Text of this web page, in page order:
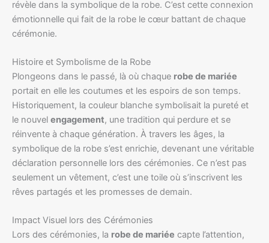
révèle dans la symbolique de la robe. C’est cette connexion
émotionnelle qui fait de la robe le cœur battant de chaque
cérémonie.
Histoire et Symbolisme de la Robe
Plongeons dans le passé, là où chaque robe de mariée
portait en elle les coutumes et les espoirs de son temps.
Historiquement, la couleur blanche symbolisait la pureté et
le nouvel engagement, une tradition qui perdure et se
réinvente à chaque génération. À travers les âges, la
symbolique de la robe s’est enrichie, devenant une véritable
déclaration personnelle lors des cérémonies. Ce n’est pas
seulement un vêtement, c’est une toile où s’inscrivent les
rêves partagés et les promesses de demain.
Impact Visuel lors des Cérémonies
Lors des cérémonies, la robe de mariée capte l’attention,